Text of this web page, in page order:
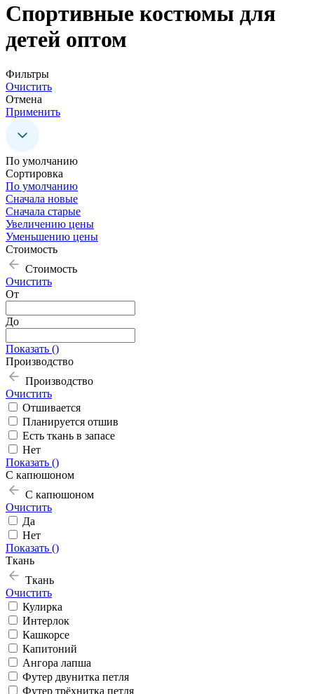
Спортивные костюмы для
детей оптом
Фильтры
Очистить
Отмена
Применить
По умолчанию
Сoртировка
По умолчанию
Сначала новые
Сначала старые
Увеличению цены
Уменьшению цены
Стоимость
Стоимость
Очистить
От
До
Показать ()
Производство
Производство
Очистить
Отшивается
Планируется отшив
Есть ткань в запасе
Нет
Показать ()
С капюшоном
С капюшоном
Очистить
Да
Нет
Показать ()
Ткань
Ткань
Очистить
Кулирка
Интерлок
Кашкорсе
Капитоний
Ангора лапша
Футер двунитка петля
Футер трёхнитка петля